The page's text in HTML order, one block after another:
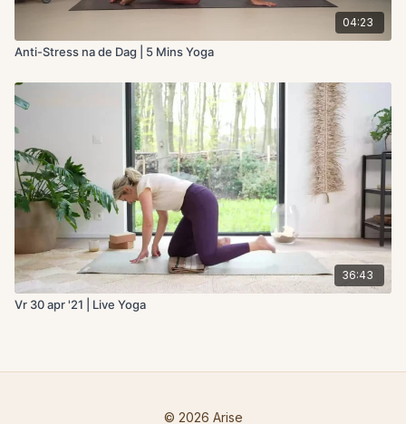
04:23
Anti-Stress na de Dag | 5 Mins Yoga
36:43
Vr 30 apr '21 | Live Yoga
© 2026 Arise